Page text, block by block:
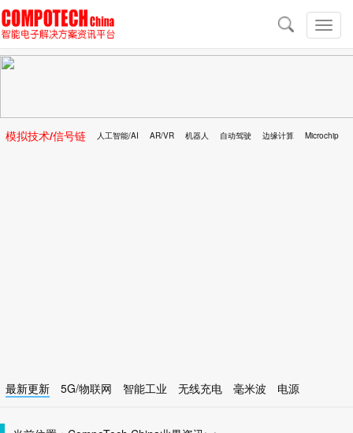
切
换
导
导
航
模拟技术/信号链 人工智能/AI AR/VR 机器人 自动驾驶 边缘计算 Microchip
最新更新 5G/物联网 智能工业 无线充电 毫米波
电源